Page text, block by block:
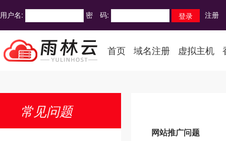
用户名: 密 码: 注册
首页 域名注册 虚拟主机
常见问题
网站推广问题